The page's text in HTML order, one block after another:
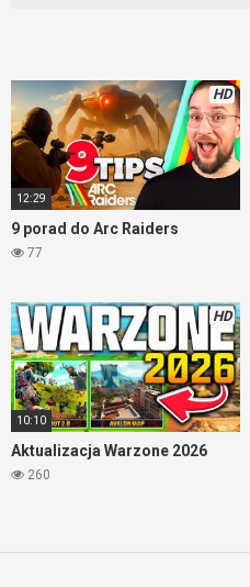
HD
12:29
9 porad do Arc Raiders
77
HD
10:10
Aktualizacja Warzone 2026
260